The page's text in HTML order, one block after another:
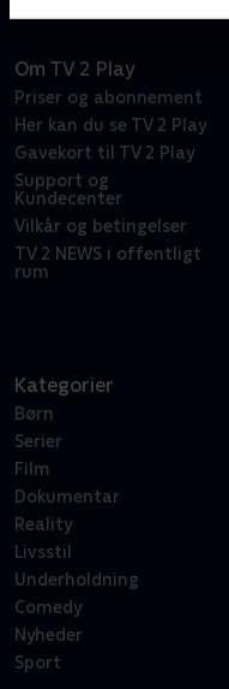
Om TV 2 Play
Priser og abonnement
Her kan du se TV 2 Play
Gavekort til TV 2 Play
Support og
Kundecenter
Vilkår og betingelser
TV 2 NEWS i offentligt
rum
Kategorier
Børn
Serier
Film
Dokumentar
Reality
Livsstil
Underholdning
Comedy
Nyheder
Sport